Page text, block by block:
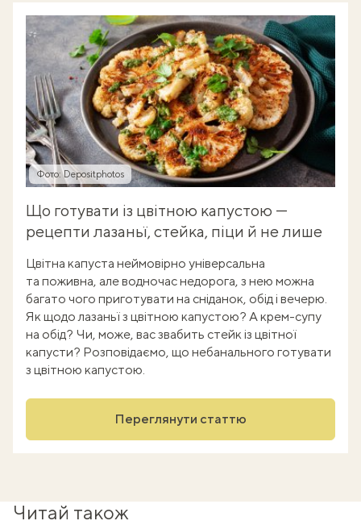
Фото: Depositphotos
Що готувати із цвітною капустою —
рецепти лазаньї, стейка, піци й не лише
Цвітна капуста неймовірно універсальна
та поживна, але водночас недорога, з нею можна
багато чого приготувати на сніданок, обід і вечерю.
Як щодо лазаньї з цвітною капустою? А крем-супу
на обід? Чи, може, вас звабить стейк із цвітної
капусти? Розповідаємо, що небанального готувати
з цвітною капустою.
Переглянути статтю
Читай також